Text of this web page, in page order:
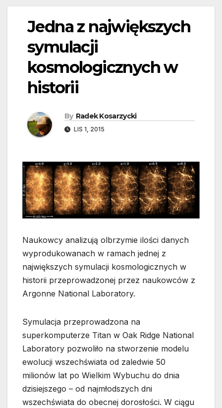
Jedna z największych
symulacji
kosmologicznych w
historii
By Radek Kosarzycki
LIS 1, 2015
Naukowcy analizują olbrzymie ilości danych
wyprodukowanach w ramach jednej z
największych symulacji kosmologicznych w
historii przeprowadzonej przez naukowców z
Argonne National Laboratory.
Symulacja przeprowadzona na
superkomputerze Titan w Oak Ridge National
Laboratory pozwoliło na stworzenie modelu
ewolucji wszechświata od zaledwie 50
milionów lat po Wielkim Wybuchu do dnia
dzisiejszego – od najmłodszych dni
wszechświata do obecnej dorosłości. W ciągu